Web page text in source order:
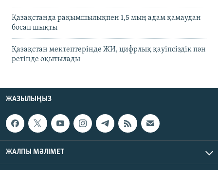
Қазақстанда рақымшылықпен 1,5 мың адам қамаудан
босап шықты
Қазақстан мектептерінде ЖИ, цифрлық қауіпсіздік пән
ретінде оқытылады
ЖАЗЫЛЫҢЫЗ
ЖАЛПЫ МӘЛІМЕТ